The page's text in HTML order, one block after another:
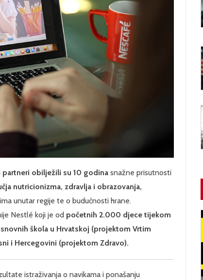
obilježili su 10 godina snažne prisutnosti
nutricionizma, zdravlja i obrazovanja,
unutar regije te o budućnosti hrane.
Nestlé koji je od početnih 2.000 djece tijekom
škola u Hrvatskoj (projektom Vrtim
i Hercegovini (projektom Zdravo).
istraživanja o navikama i ponašanju